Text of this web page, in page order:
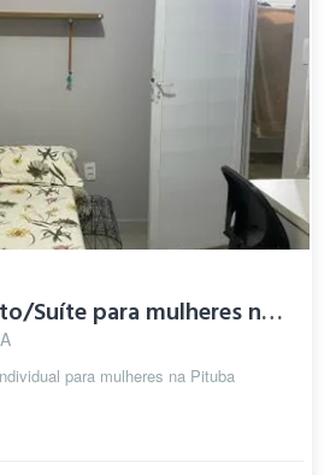
Aluguel de Quarto/Suíte para mulheres na Pituba Salvador/BA
para mulheres na Pituba